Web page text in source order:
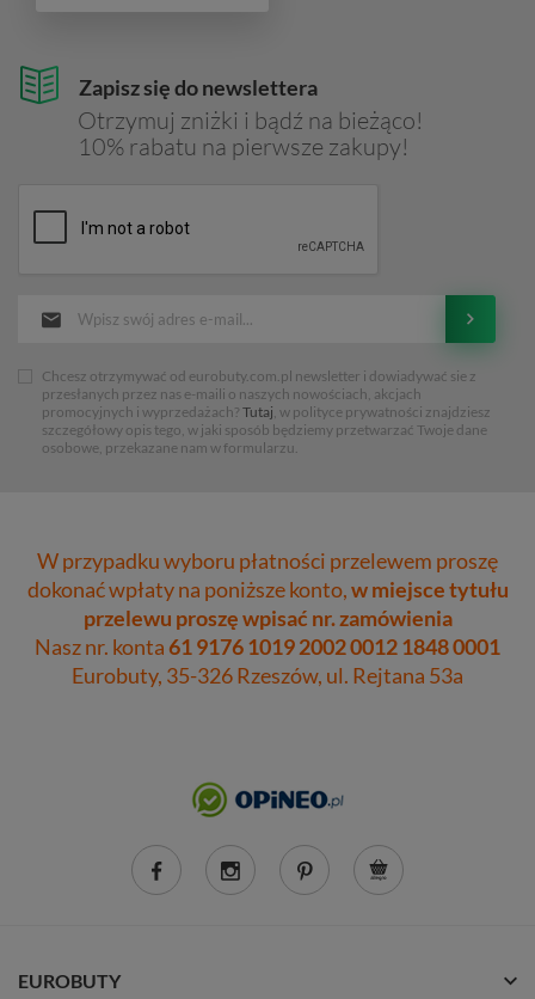
Zapisz się do newslettera
Otrzymuj zniżki i bądź na bieżąco!
10% rabatu na pierwsze zakupy!
Chcesz otrzymywać od eurobuty.com.pl newsletter i dowiadywać sie z
przesłanych przez nas e-maili o naszych nowościach, akcjach
promocyjnych i wyprzedażach? Tutaj, w polityce prywatności znajdziesz
szczegółowy opis tego, w jaki sposób będziemy przetwarzać Twoje dane
osobowe, przekazane nam w formularzu.
W przypadku wyboru płatności przelewem proszę
dokonać wpłaty na poniższe konto,w miejsce tytułu
przelewu proszę wpisać nr. zamówienia
Nasz nr. konta61 9176 1019 2002 0012 1848 0001
Eurobuty, 35-326 Rzeszów, ul. Rejtana 53a
EUROBUTY